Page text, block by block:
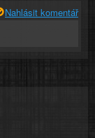
Nahlásit komentář